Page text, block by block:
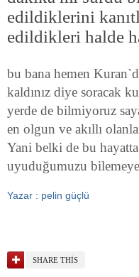
edildiklerini
edildikleri halde
bu bana hemen
kaldınız diye soracak
yerde de bilmiyoruz
en olgun ve akıllı
Yani belki de bu
uyuduğumuzu
Yazar : pelin güçlü
SHARE THIS